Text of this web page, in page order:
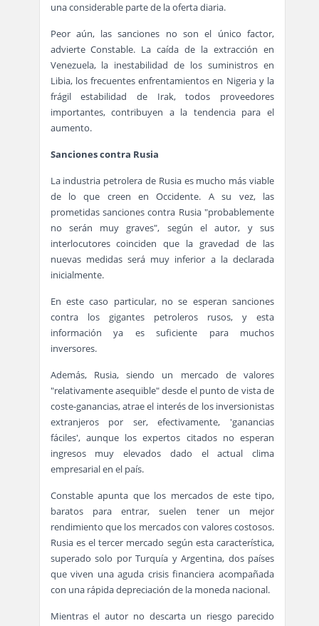
una considerable parte de la oferta diaria.
Peor aún, las sanciones no son el único factor,
advierte Constable. La caída de la extracción en
Venezuela, la inestabilidad de los suministros en
Libia, los frecuentes enfrentamientos en Nigeria y la
frágil estabilidad de Irak, todos proveedores
importantes, contribuyen a la tendencia para el
aumento.
Sanciones contra Rusia
La industria petrolera de Rusia es mucho más viable
de lo que creen en Occidente. A su vez, las
prometidas sanciones contra Rusia "probablemente
no serán muy graves", según el autor, y sus
interlocutores coinciden que la gravedad de las
nuevas medidas será muy inferior a la declarada
inicialmente.
En este caso particular, no se esperan sanciones
contra los gigantes petroleros rusos, y esta
información ya es suficiente para muchos
inversores.
Además, Rusia, siendo un mercado de valores
"relativamente asequible" desde el punto de vista de
coste-ganancias, atrae el interés de los inversionistas
extranjeros por ser, efectivamente, 'ganancias
fáciles', aunque los expertos citados no esperan
ingresos muy elevados dado el actual clima
empresarial en el país.
Constable apunta que los mercados de este tipo,
baratos para entrar, suelen tener un mejor
rendimiento que los mercados con valores costosos.
Rusia es el tercer mercado según esta característica,
superado solo por Turquía y Argentina, dos países
que viven una aguda crisis financiera acompañada
con una rápida depreciación de la moneda nacional.
Mientras el autor no descarta un riesgo parecido